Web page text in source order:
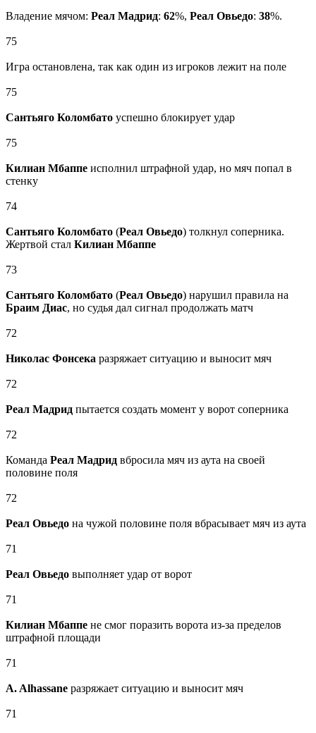
Владение мячом: Реал Мадрид: 62%, Реал Овьедо: 38%.
75
Игра остановлена, так как один из игроков лежит на поле
75
Сантьяго Коломбато успешно блокирует удар
75
Килиан Мбаппе исполнил штрафной удар, но мяч попал в
стенку
74
Сантьяго Коломбато (Реал Овьедо) толкнул соперника.
Жертвой стал Килиан Мбаппе
73
Сантьяго Коломбато (Реал Овьедо) нарушил правила на
Браим Диас, но судья дал сигнал продолжать матч
72
Николас Фонсека разряжает ситуацию и выносит мяч
72
Реал Мадрид пытается создать момент у ворот соперника
72
Команда Реал Мадрид вбросила мяч из аута на своей
половине поля
72
Реал Овьедо на чужой половине поля вбрасывает мяч из аута
71
Реал Овьедо выполняет удар от ворот
71
Килиан Мбаппе не смог поразить ворота из-за пределов
штрафной площади
71
A. Alhassane разряжает ситуацию и выносит мяч
71